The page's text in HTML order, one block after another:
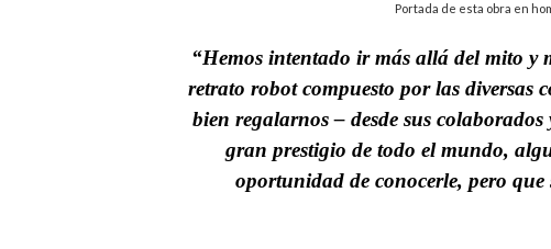
Portada de esta obra en
“Hemos intentado ir más allá del mito y
retrato robot compuesto por las diversas
bien regalarnos – desde sus
gran prestigio de todo el mundo,
oportunidad de conocerle, pero